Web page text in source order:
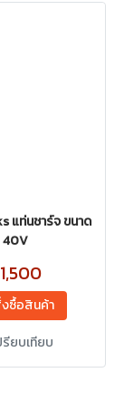
แท่นชาร์จ ขนาด
40V
ซื้อสินค้า
รียบเทียบ